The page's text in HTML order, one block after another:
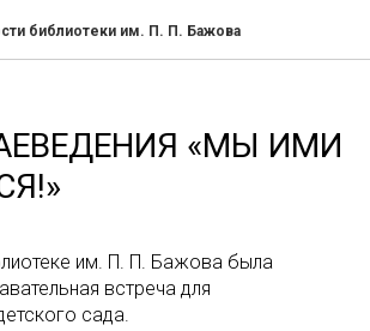
библиотеки им. П. П. Бажова
«МЫ ИМИ
им. П. П. Бажова была
встреча для
сада.